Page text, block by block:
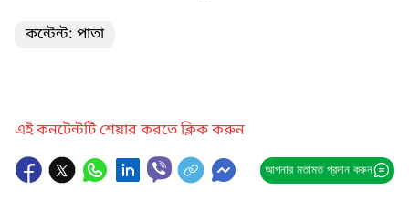
কন্টেন্ট: পাতা
এই কনটেন্টটি শেয়ার করতে ক্লিক করুন
আপনার মতামত প্রদান করুন